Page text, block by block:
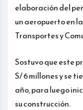
elaboración del
un aeropuerto en
Transportes y
Sostuvo que este
S/ 6 millones y se
año, para luego
su construcción.